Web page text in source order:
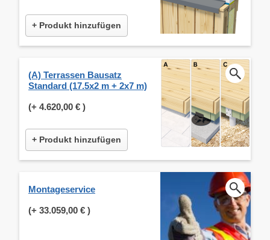
+ Produkt hinzufügen
(A) Terrassen Bausatz
Standard (17.5x2 m + 2x7 m)
(+ 4.620,00 € )
+ Produkt hinzufügen
Montageservice
(+ 33.059,00 € )